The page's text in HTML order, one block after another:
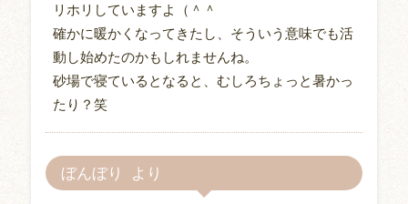
リホリしていますよ（＾＾
確かに暖かくなってきたし、そういう意味でも活
動し始めたのかもしれませんね。
砂場で寝ているとなると、むしろちょっと暑かっ
たり？笑
ぼんぼり